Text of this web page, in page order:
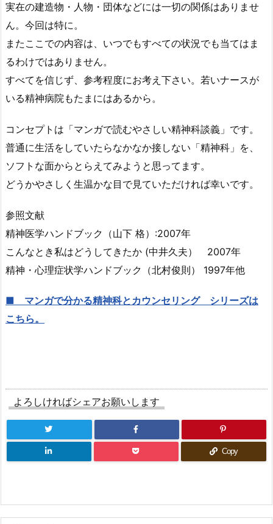
実在の建造物・人物・団体などには一切の関係はありませ
ん。今回は特に。
またここでの内容は、いつでもすべての状況でも当てはま
るわけではありません。
すべてを信じず、参考程度にお考え下さい。若いナースが
いる精神病院もたまにはあるから。
コンセプトは「マンガで読むやさしい精神科談義」です。
普通に生活をしていたらなかなか接しない「精神科」を、
ソフトな面からとらえてみようと思ってます。
どうかやさしく生温かな目で見ていただければ幸いです。
参照文献
精神医学ハンドブック（山下 格）:2007年
こんなとき私はどうしてきたか (中井久夫） 2007年
精神・心理症状学ハンドブック（北村俊則） 1997年他
■ マンガで分かる精神科とカウンセリング シリーズは
こちら。
よろしければシェアお願いします
Copy